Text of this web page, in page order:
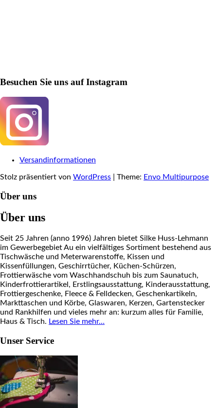
Besuchen Sie uns auf Instagram
Versandinformationen
Stolz präsentiert von WordPress Theme: Envo Multipurpose
Über uns
Über uns
Seit 25 Jahren (anno 1996) Jahren bietet Silke Huss-Lehmann
im Gewerbegebiet Au ein vielfältiges Sortiment bestehend aus
Tischwäsche und Meterwarenstoffe, Kissen und
Kissenfüllungen, Geschirrtücher, Küchen-Schürzen,
Frottierwäsche vom Waschhandschuh bis zum Saunatuch,
Kinderfrottierartikel, Erstlingsausstattung, Kinderausstattung,
Frottiergeschenke, Fleece & Felldecken, Geschenkartikeln,
Markttaschen und Körbe, Glaswaren, Kerzen, Gartenstecker
und Rankhilfen und vieles mehr an: kurzum alles für Familie,
Haus & Tisch. Lesen Sie mehr…
Unser Service